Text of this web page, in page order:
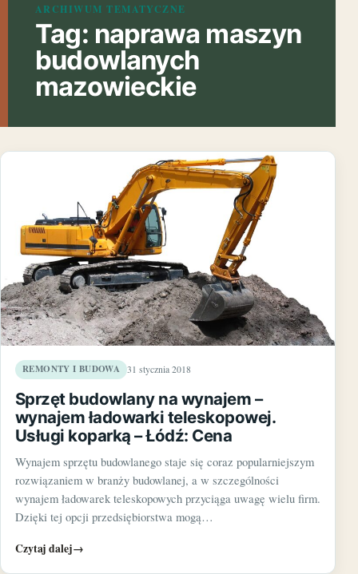
ARCHIWUM TEMATYCZNE
Tag: naprawa maszyn
budowlanych
mazowieckie
REMONTY I BUDOWA 31 stycznia 2018
Sprzęt budowlany na wynajem –
wynajem ładowarki teleskopowej.
Usługi koparką – Łódź: Cena
Wynajem sprzętu budowlanego staje się coraz popularniejszym
rozwiązaniem w branży budowlanej, a w szczególności
wynajem ładowarek teleskopowych przyciąga uwagę wielu firm.
Dzięki tej opcji przedsiębiorstwa mogą…
Czytaj dalej→